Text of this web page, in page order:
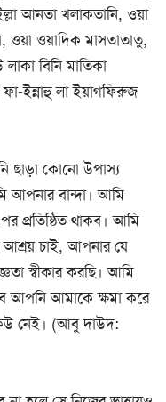
ওয়াদিক মাসতাতাতু,
বিনি মাতিকা
ইন্নাহু লা ইয়াগফিরুজ
ছাড়া কোনো উপাস্য
আপনার বান্দা। আমি
প্রতিষ্ঠিত থাকব। আমি
চাই, আপনার যে
স্বীকার করছি। আমি
আপনি আমাকে ক্ষমা করে
নেই। (আবু দাউদ: